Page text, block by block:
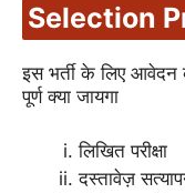
Selection
इस भर्ती के लिए आवेदन
पूर्ण क्या जायगा
लिखित परीक्षा
दस्तावेज़